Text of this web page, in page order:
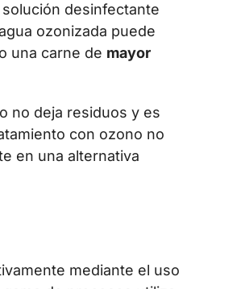
desinfectante
ozonizada puede
una carne de mayor
no deja residuos y es
con ozono no
en una alternativa
mediante el uso